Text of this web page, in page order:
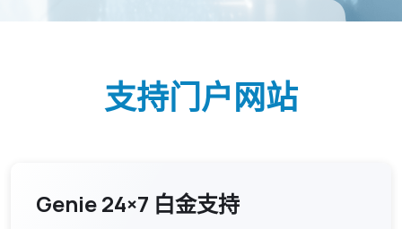
GenieAnalytics系列
GenieAnalytics Deep Trace
化数据为洞察，让网络效能最佳化
多租户管理服务
为客户提供创新利润的加值托管服务
支持门户网站
Genie 24×7 白金支持